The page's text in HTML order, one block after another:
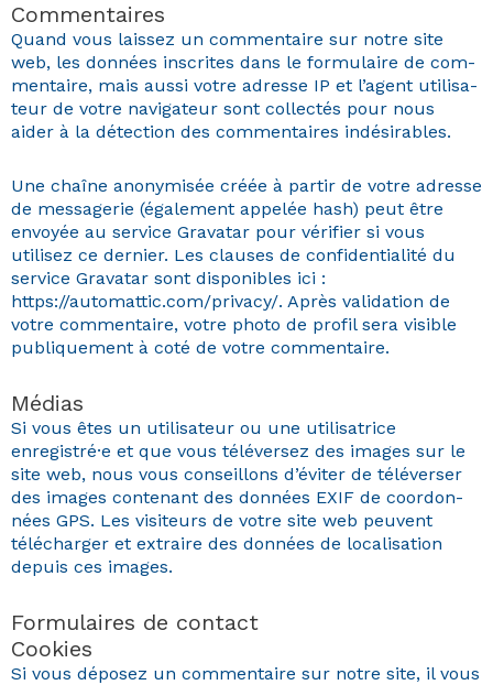
Commentaires
Quand vous lais­sez un com­men­taire sur notre site
web, les don­nées inscrites dans le for­mu­laire de com­
men­taire, mais aus­si votre adresse IP et l’agent util­isa­
teur de votre nav­i­ga­teur sont col­lec­tés pour nous
aider à la détec­tion des com­men­taires indésirables.
Une chaîne anonymisée créée à par­tir de votre adresse
de mes­sagerie (égale­ment appelée hash) peut être
envoyée au ser­vice Gra­vatar pour véri­fi­er si vous
utilisez ce dernier. Les claus­es de con­fi­den­tial­ité du
ser­vice Gra­vatar sont disponibles ici :
https://automattic.com/privacy/. Après val­i­da­tion de
votre com­men­taire, votre pho­to de pro­fil sera vis­i­ble
publique­ment à coté de votre commentaire.
Médias
Si vous êtes un util­isa­teur ou une util­isatrice
enregistré·e et que vous télé­versez des images sur le
site web, nous vous con­seil­lons d’éviter de télé­vers­er
des images con­tenant des don­nées EXIF de coor­don­
nées GPS. Les vis­i­teurs de votre site web peu­vent
télécharg­er et extraire des don­nées de local­i­sa­tion
depuis ces images.
Formulaires de contact
Cookies
Si vous déposez un com­men­taire sur notre site, il vous